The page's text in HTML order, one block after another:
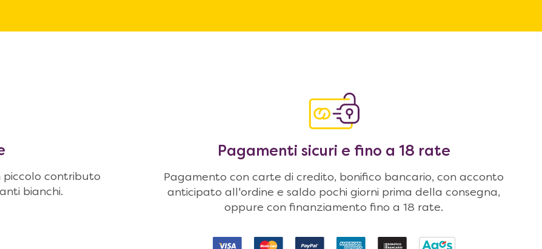
piccolo contributo
bianchi.
Pagamenti sicuri e fino a 18 rate
Pagamento con carte di credito, bonifico bancario, con acconto
anticipato all'ordine e saldo pochi giorni prima della consegna,
oppure con finanziamento fino a 18 rate.